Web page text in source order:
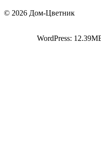
© 2026 Дом-Цветник
WordPress: